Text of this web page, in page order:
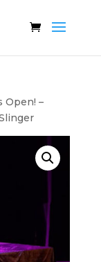
Open! –